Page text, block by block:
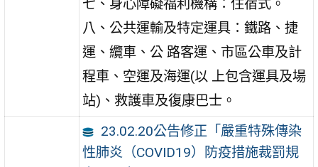
七、身心障礙福利機構：住宿式。
八、公共運輸及特定運具：鐵路、捷
運、纜車、公 路客運、市區公車及計
程車、空運及海運(以 上包含運具及場
站)、救護車及復康巴士。
23.02.20公告修正「嚴重特殊傳染
性肺炎（COVID19）防疫措施裁罰規